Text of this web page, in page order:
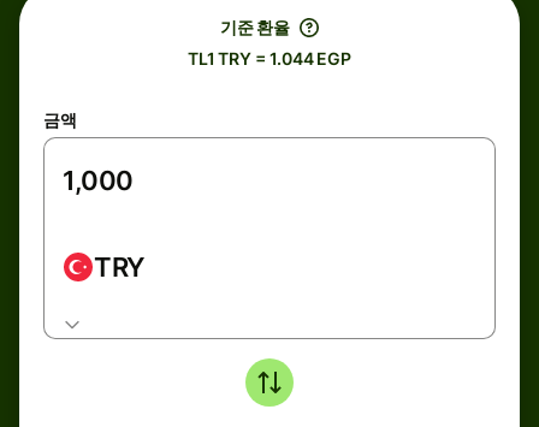
기준 환율
TL1 TRY = 1.044 EGP
금액
TRY